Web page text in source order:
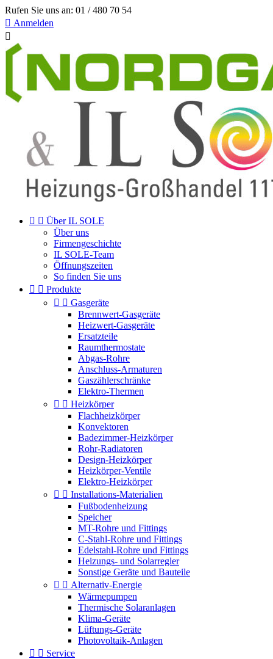
Rufen Sie uns an: 01 / 480 70 54
 Anmelden

  Über IL SOLE
Über uns
Firmengeschichte
IL SOLE-Team
Öffnungszeiten
So finden Sie uns
  Produkte
  Gasgeräte
Brennwert-Gasgeräte
Heizwert-Gasgeräte
Ersatzteile
Raumthermostate
Abgas-Rohre
Anschluss-Armaturen
Gaszählerschränke
Elektro-Thermen
  Heizkörper
Flachheizkörper
Konvektoren
Badezimmer-Heizkörper
Rohr-Radiatoren
Design-Heizkörper
Heizkörper-Ventile
Elektro-Heizkörper
  Installations-Materialien
Fußbodenheizung
Speicher
MT-Rohre und Fittings
C-Stahl-Rohre und Fittings
Edelstahl-Rohre und Fittings
Heizungs- und Solarregler
Sonstige Geräte und Bauteile
  Alternativ-Energie
Wärmepumpen
Thermische Solaranlagen
Klima-Geräte
Lüftungs-Geräte
Photovoltaik-Anlagen
  Service